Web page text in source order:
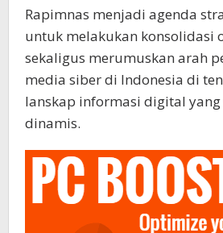
Rapimnas menjadi agenda
untuk melakukan konsolidasi
sekaligus merumuskan arah
media siber di Indonesia di
lanskap informasi digital yang
dinamis.